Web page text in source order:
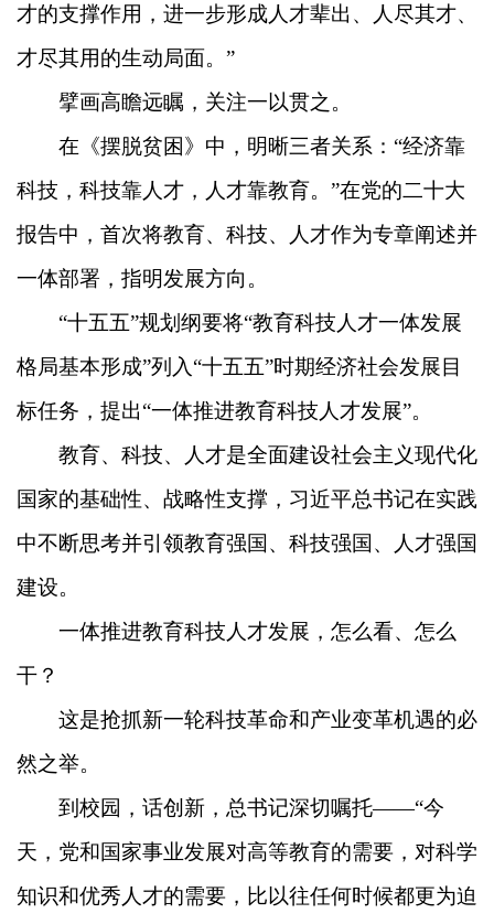
才的支撑作用，进一步形成人才辈出、人尽其才、
才尽其用的生动局面。”
擘画高瞻远瞩，关注一以贯之。
在《摆脱贫困》中，明晰三者关系：“经济靠
科技，科技靠人才，人才靠教育。”在党的二十大
报告中，首次将教育、科技、人才作为专章阐述并
一体部署，指明发展方向。
“十五五”规划纲要将“教育科技人才一体发展
格局基本形成”列入“十五五”时期经济社会发展目
标任务，提出“一体推进教育科技人才发展”。
教育、科技、人才是全面建设社会主义现代化
国家的基础性、战略性支撑，习近平总书记在实践
中不断思考并引领教育强国、科技强国、人才强国
建设。
一体推进教育科技人才发展，怎么看、怎么
干？
这是抢抓新一轮科技革命和产业变革机遇的必
然之举。
到校园，话创新，总书记深切嘱托——“今
天，党和国家事业发展对高等教育的需要，对科学
知识和优秀人才的需要，比以往任何时候都更为迫